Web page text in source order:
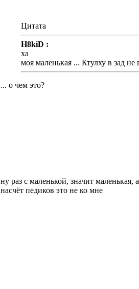
Цитата
H8kiD :
ха
моя маленькая ... Ктулху в зад не
... о чем это?
ну раз с маленькой, значит маленькая,
насчёт педиков это не ко мне